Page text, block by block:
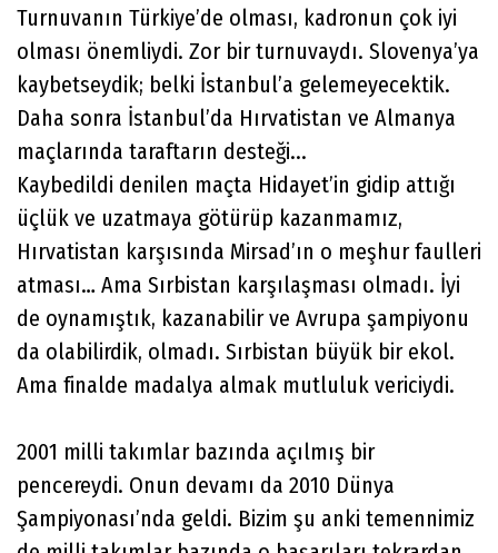
Turnuvanın Türkiye’de olması, kadronun çok iyi
olması önemliydi. Zor bir turnuvaydı. Slovenya’ya
kaybetseydik; belki İstanbul’a gelemeyecektik.
Daha sonra İstanbul’da Hırvatistan ve Almanya
maçlarında taraftarın desteği...
Kaybedildi denilen maçta Hidayet’in gidip attığı
üçlük ve uzatmaya götürüp kazanmamız,
Hırvatistan karşısında Mirsad’ın o meşhur faulleri
atması… Ama Sırbistan karşılaşması olmadı. İyi
de oynamıştık, kazanabilir ve Avrupa şampiyonu
da olabilirdik, olmadı. Sırbistan büyük bir ekol.
Ama finalde madalya almak mutluluk vericiydi.
2001 milli takımlar bazında açılmış bir
pencereydi. Onun devamı da 2010 Dünya
Şampiyonası’nda geldi. Bizim şu anki temennimiz